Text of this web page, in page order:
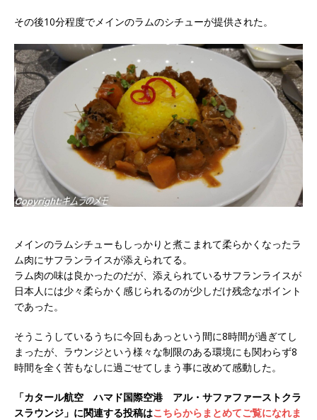
その後10分程度でメインのラムのシチューが提供された。
メインのラムシチューもしっかりと煮こまれて柔らかくなったラ
ム肉にサフランライスが添えられてる。
ラム肉の味は良かったのだが、添えられているサフランライスが
日本人には少々柔らかく感じられるのが少しだけ残念なポイント
であった。
そうこうしているうちに今回もあっという間に8時間が過ぎてし
まったが、ラウンジという様々な制限のある環境にも関わらず8
時間を全く苦もなしに過ごせてしまう事に改めて感動した。
「カタール航空 ハマド国際空港 アル・サファファーストクラ
スラウンジ」に関連する投稿はこちらからまとめてご覧になれま